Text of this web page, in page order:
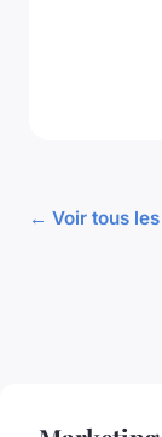
← Voir tous